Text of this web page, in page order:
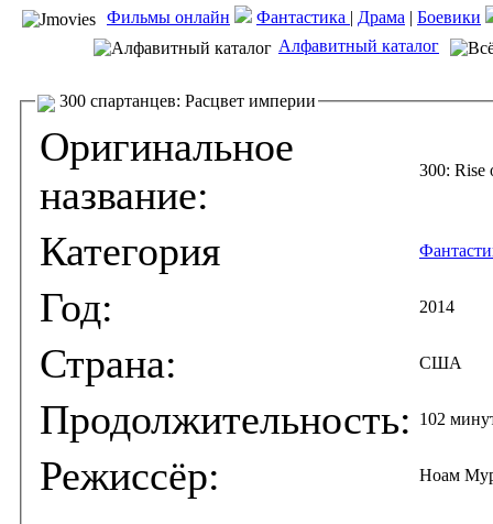
Фильмы онлайн Фантастика | Драма | Боевики
Алфавитный каталог
300 спартанцев: Расцвет империи
Оригинальное
название:
300: Rise
Категория
Год: 2014
Страна: США
Продолжительность: 102
Режиссёр: Ноам